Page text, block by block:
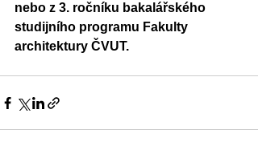
nebo z 3. ročníku bakalářského
studijního programu Fakulty
architektury ČVUT.